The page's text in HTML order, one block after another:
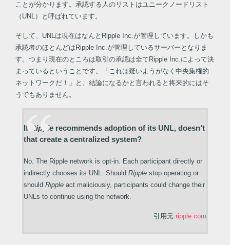
ことが分かります。承認する人のリストはユニークノードリスト
（UNL）と呼ばれています。
そして、UNLは現在はなんとRipple Inc.が管理しています。しかも
承認者のほとんどはRipple Inc.が管理しているサーバーとなりま
す。つまり現在のところは取引の承認は全てRipple Inc.によって決
まっているということです。「これは疑いようがなく中央集権的
ネットワークだ！」と、結論になるかと言われると将来的にはそ
うでもありません。
If Ripple recommends adoption of its UNL, doesn’t
that create a centralized system?
No. The Ripple network is opt-in. Each participant directly or
indirectly chooses its UNL. Should Ripple stop operating or
should Ripple act maliciously, participants could change their
UNLs to continue using the network.
引用元:ripple.com